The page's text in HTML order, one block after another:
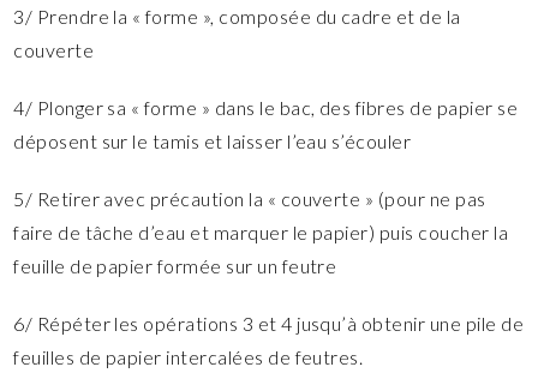
3/ Prendre la « forme », composée du cadre et de la
couverte
4/ Plonger sa « forme » dans le bac, des fibres de papier se
déposent sur le tamis et laisser l’eau s’écouler
5/ Retirer avec précaution la « couverte » (pour ne pas
faire de tâche d’eau et marquer le papier) puis coucher la
feuille de papier formée sur un feutre
6/ Répéter les opérations 3 et 4 jusqu’à obtenir une pile de
feuilles de papier intercalées de feutres.